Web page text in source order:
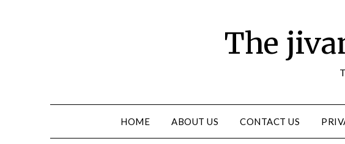
The
HOME ABOUT US CONTACT US